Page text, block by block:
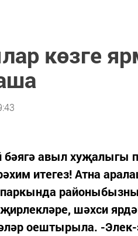
көзге
авыл хуҗалыгы
итегез! Атна
паркында
шәхси
оештырыла. -Элек-